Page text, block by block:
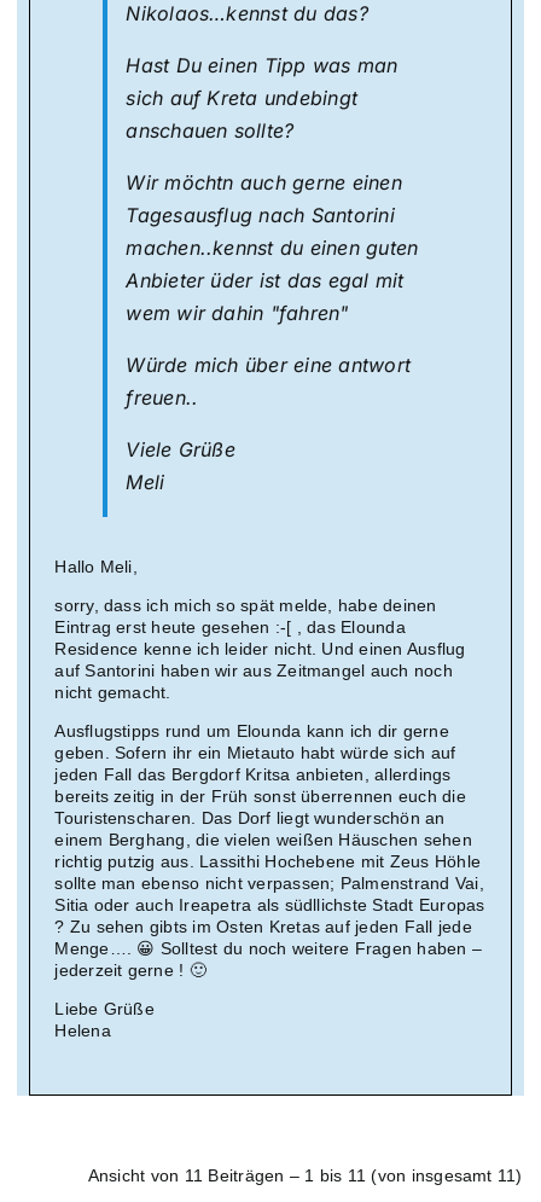
Nikolaos…kennst du das?
Hast Du einen Tipp was man
sich auf Kreta undebingt
anschauen sollte?
Wir möchtn auch gerne einen
Tagesausflug nach Santorini
machen..kennst du einen guten
Anbieter üder ist das egal mit
wem wir dahin "fahren"
Würde mich über eine antwort
freuen..
Viele Grüße
Meli
Hallo Meli,
sorry, dass ich mich so spät melde, habe deinen
Eintrag erst heute gesehen :-[ , das Elounda
Residence kenne ich leider nicht. Und einen Ausflug
auf Santorini haben wir aus Zeitmangel auch noch
nicht gemacht.
Ausflugstipps rund um Elounda kann ich dir gerne
geben. Sofern ihr ein Mietauto habt würde sich auf
jeden Fall das Bergdorf Kritsa anbieten, allerdings
bereits zeitig in der Früh sonst überrennen euch die
Touristenscharen. Das Dorf liegt wunderschön an
einem Berghang, die vielen weißen Häuschen sehen
richtig putzig aus. Lassithi Hochebene mit Zeus Höhle
sollte man ebenso nicht verpassen; Palmenstrand Vai,
Sitia oder auch Ireapetra als südllichste Stadt Europas
? Zu sehen gibts im Osten Kretas auf jeden Fall jede
Menge…. 😀 Solltest du noch weitere Fragen haben –
jederzeit gerne ! 🙂
Liebe Grüße
Helena
Ansicht von 11 Beiträgen – 1 bis 11 (von insgesamt 11)